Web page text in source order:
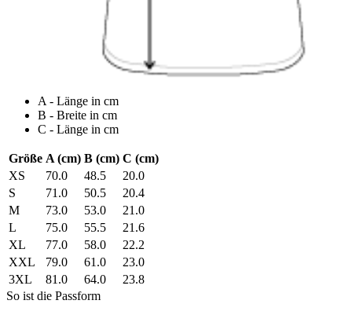
A - Länge in cm
B - Breite in cm
C - Länge in cm
Größe A (cm) B (cm) C (cm)
XS
70.0 48.5
20.0
S
71.0 50.5
20.4
M
73.0 53.0
21.0
L
75.0 55.5
21.6
XL
77.0 58.0
22.2
XXL
79.0 61.0
23.0
3XL
81.0 64.0
23.8
So ist die Passform